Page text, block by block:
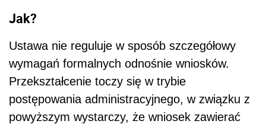
Jak?
Ustawa nie reguluje w sposób szczegółowy
wymagań formalnych odnośnie wniosków.
Przekształcenie toczy się w trybie
postępowania administracyjnego, w związku z
powyższym wystarczy, że wniosek zawierać